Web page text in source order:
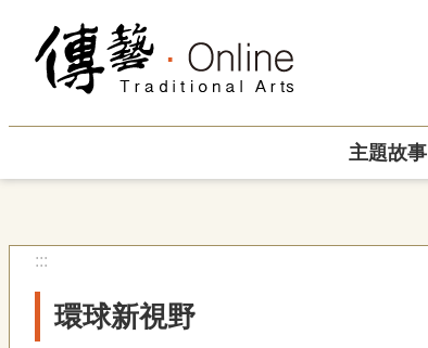
跳到主要內容區塊
主題故事
:::
環球新視野